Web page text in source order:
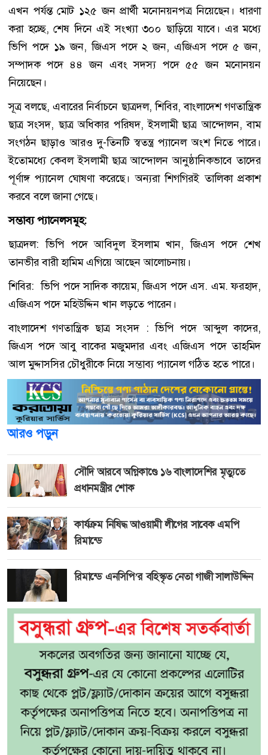
এখন পর্যন্ত মোট ১২৫ জন প্রার্থী মনোনয়নপত্র নিয়েছেন। ধারণা
করা হচ্ছে, শেষ দিনে এই সংখ্যা ৩০০ ছাড়িয়ে যাবে। এর মধ্যে
ভিপি পদে ১৯ জন, জিএস পদে ২ জন, এজিএস পদে ৫ জন,
সম্পাদক পদে ৪৪ জন এবং সদস্য পদে ৫৫ জন মনোনয়ন
নিয়েছেন।
সূত্র বলছে, এবারের নির্বাচনে ছাত্রদল, শিবির, বাংলাদেশ গণতান্ত্রিক
ছাত্র সংসদ, ছাত্র অধিকার পরিষদ, ইসলামী ছাত্র আন্দোলন, বাম
সংগঠন ছাড়াও আরও দু-তিনটি স্বতন্ত্র প্যানেল অংশ নিতে পারে।
ইতোমধ্যে কেবল ইসলামী ছাত্র আন্দোলন আনুষ্ঠানিকভাবে তাদের
পূর্ণাঙ্গ প্যানেল ঘোষণা করেছে। অন্যরা শিগগিরই তালিকা প্রকাশ
করবে বলে জানা গেছে।
সম্ভাব্য প্যানেলসমূহ:
ছাত্রদল: ভিপি পদে আবিদুল ইসলাম খান, জিএস পদে শেখ
তানভীর বারী হামিম এগিয়ে আছেন আলোচনায়।
শিবির: ভিপি পদে সাদিক কায়েম, জিএস পদে এস. এম. ফরহাদ,
এজিএস পদে মহিউদ্দিন খান লড়তে পারেন।
বাংলাদেশ গণতান্ত্রিক ছাত্র সংসদ : ভিপি পদে আব্দুল কাদের,
জিএস পদে আবু বাকের মজুমদার এবং এজিএস পদে তাহমিদ
আল মুদ্দাসসির চৌধুরীকে নিয়ে সম্ভাব্য প্যানেল গঠিত হতে পারে।
আরও পড়ুন
সৌদি আরবে অগ্নিকাণ্ডে ১৬ বাংলাদেশির মৃত্যুতে
প্রধানমন্ত্রীর শোক
কার্যক্রম নিষিদ্ধ আওয়ামী লীগের সাবেক এমপি
রিমান্ডে
রিমান্ডে এনসিপি’র বহিস্কৃত নেতা গাজী সালাউদ্দিন